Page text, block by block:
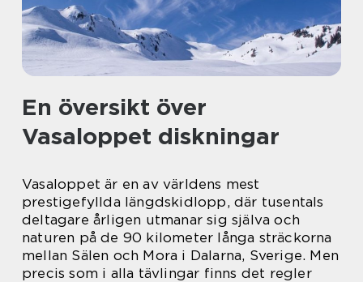
En översikt över
Vasaloppet diskningar
Vasaloppet är en av världens mest
prestigefyllda längdskidlopp, där tusentals
deltagare årligen utmanar sig själva och
naturen på de 90 kilometer långa sträckorna
mellan Sälen och Mora i Dalarna, Sverige. Men
precis som i alla tävlingar finns det regler